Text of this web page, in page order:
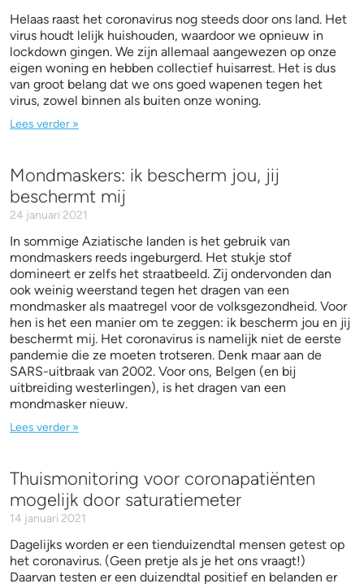
Helaas raast het coronavirus nog steeds door ons land. Het
virus houdt lelijk huishouden, waardoor we opnieuw in
lockdown gingen. We zijn allemaal aangewezen op onze
eigen woning en hebben collectief huisarrest. Het is dus
van groot belang dat we ons goed wapenen tegen het
virus, zowel binnen als buiten onze woning.
Lees verder »
Mondmaskers: ik bescherm jou, jij
beschermt mij
24 januari 2021
In sommige Aziatische landen is het gebruik van
mondmaskers reeds ingeburgerd. Het stukje stof
domineert er zelfs het straatbeeld. Zij ondervonden dan
ook weinig weerstand tegen het dragen van een
mondmasker als maatregel voor de volksgezondheid. Voor
hen is het een manier om te zeggen: ik bescherm jou en jij
beschermt mij. Het coronavirus is namelijk niet de eerste
pandemie die ze moeten trotseren. Denk maar aan de
SARS-uitbraak van 2002. Voor ons, Belgen (en bij
uitbreiding westerlingen), is het dragen van een
mondmasker nieuw.
Lees verder »
Thuismonitoring voor coronapatiënten
mogelijk door saturatiemeter
14 januari 2021
Dagelijks worden er een tienduizendtal mensen getest op
het coronavirus. (Geen pretje als je het ons vraagt!)
Daarvan testen er een duizendtal positief en belanden er